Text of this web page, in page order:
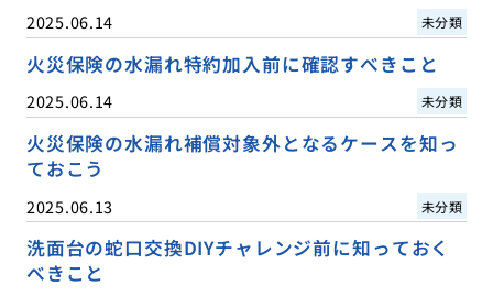
2025.06.14 未分類
火災保険の水漏れ特約加入前に確認すべきこと
2025.06.14 未分類
火災保険の水漏れ補償対象外となるケースを知っ
ておこう
2025.06.13 未分類
洗面台の蛇口交換DIYチャレンジ前に知っておく
べきこと